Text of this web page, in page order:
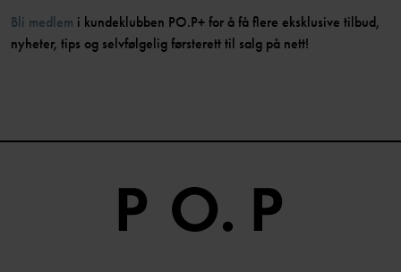
Bli medlem i kundeklubben PO.P+ for å få flere eksklusive tilbud,
nyheter, tips og selvfølgelig førsterett til salg på nett!